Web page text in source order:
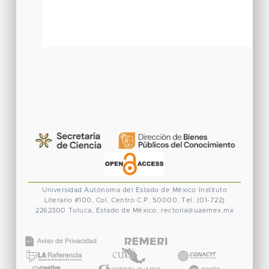
Universidad Autónoma del Estado de México
Instituto
Literario #100. Col. Centro C.P. 50000. Tel. (01-722)
2262300 Toluca, Estado de México. rectoria@uaemex.mx